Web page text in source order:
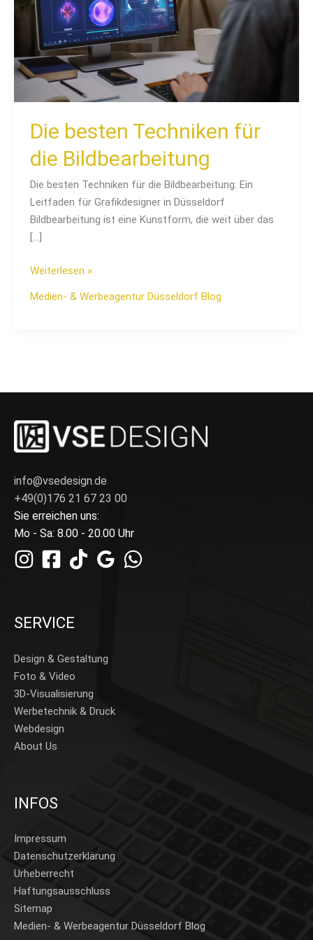
Die besten Techniken für
die Bildbearbeitung
Die besten Techniken für die Bildbearbeitung: Ein
Leitfaden für Grafikdesigner in Düsseldorf
Bildbearbeitung ist eine Kunstform, die weit über das
[…]
Weiterlesen »
Medien- & Werbeagentur Düsseldorf Blog
info@vsedesign.de
+49(0)176 21 67 23 00
Sie erreichen uns:
Mo - Sa: 8.00 - 20.00 Uhr
SERVICE
Design & Gestaltung
Foto & Video
3D-Visualisierung
Werbetechnik & Druck
Webdesign
About Us
INFOS
Impressum
Datenschutzerklärung
Urheberrecht
Haftungsausschluss
Sitemap
Medien- & Werbeagentur Düsseldorf Blog